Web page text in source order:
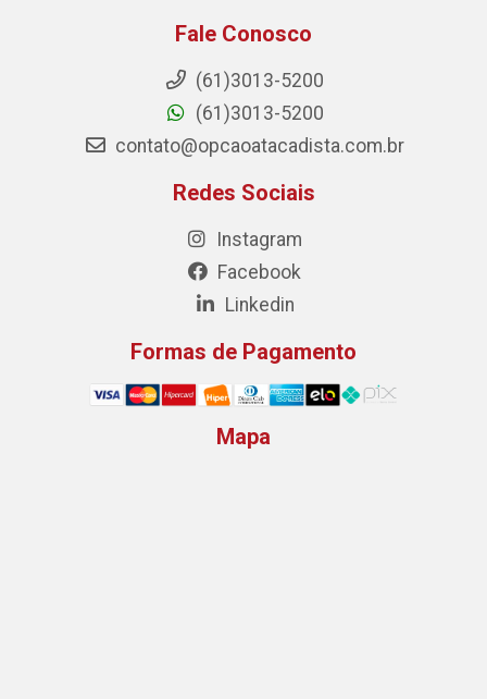
Fale Conosco
(61)3013-5200
(61)3013-5200
contato@opcaoatacadista.com.br
Redes Sociais
Instagram
Facebook
Linkedin
Formas de Pagamento
Mapa